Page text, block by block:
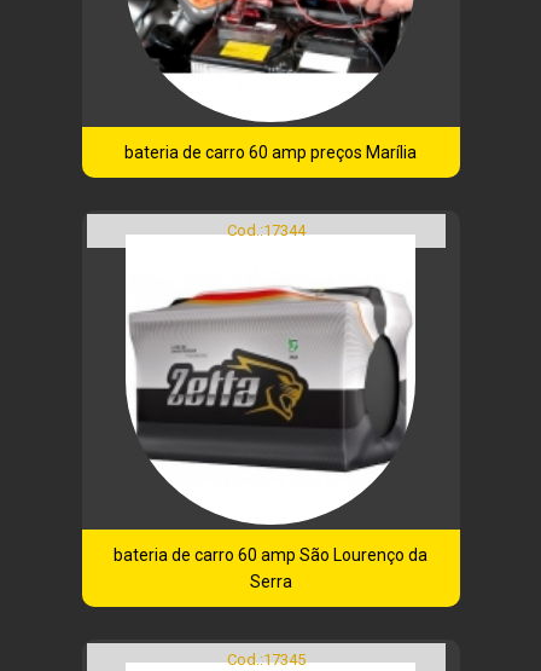
bateria de carro 60 amp preços Marília
Cod.:17344
bateria de carro 60 amp São Lourenço da
Serra
Cod.:17345